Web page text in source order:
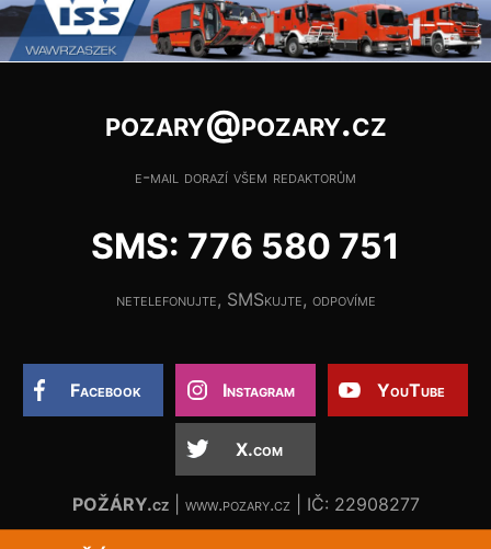
pozary@pozary.cz
e-mail dorazí všem redaktorům
SMS: 776 580 751
netelefonujte, SMSkujte, odpovíme
Facebook Instagram YouTube
X.com
POŽÁRY.cz| www.pozary.cz | IČ: 22908277